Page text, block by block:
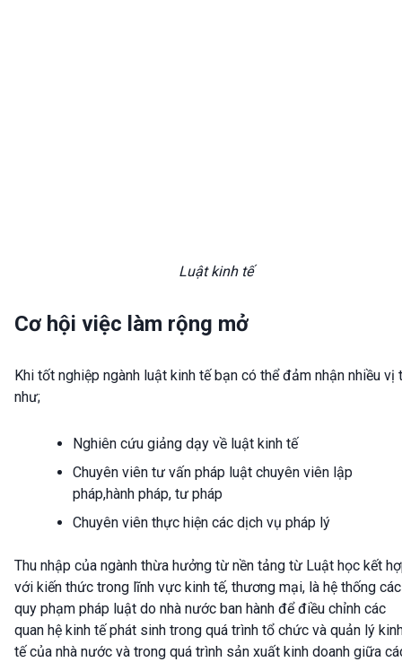
Luật kinh tế
Cơ hội việc làm rộng mở
Khi tốt nghiệp ngành luật kinh tế bạn có thể đảm nhận nhiều vị
như;
Nghiên cứu giảng dạy về luật kinh tế
Chuyên viên tư vấn pháp luật chuyên viên lập
pháp,hành pháp, tư pháp
Chuyên viên thực hiện các dịch vụ pháp lý
Thu nhập của ngành thừa hưởng từ nền tảng từ Luật học kết
với kiến thức trong lĩnh vực kinh tế, thương mại, là hệ thống các
quy phạm pháp luật do nhà nước ban hành để điều chỉnh các
quan hệ kinh tế phát sinh trong quá trình tổ chức và quản lý
tế của nhà nước và trong quá trình sản xuất kinh doanh giữa